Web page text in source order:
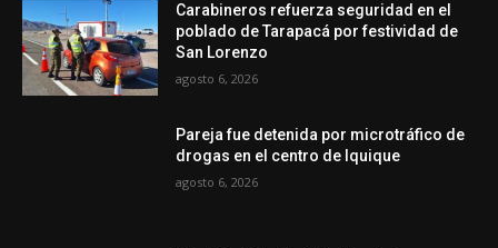
Carabineros refuerza seguridad en el
poblado de Tarapacá por festividad de
San Lorenzo
agosto 6, 2026
Pareja fue detenida por microtráfico de
drogas en el centro de Iquique
agosto 6, 2026